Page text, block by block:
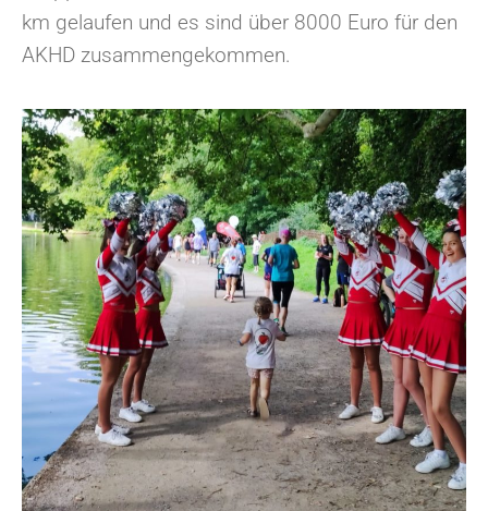
km gelaufen und es sind über 8000 Euro für den
AKHD zusammengekommen.